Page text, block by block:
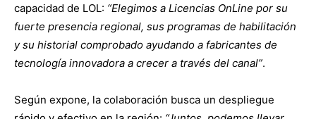
capacidad de LOL: “Elegimos a Licencias OnLine por su
fuerte presencia regional, sus programas de habilitación
y su historial comprobado ayudando a fabricantes de
tecnología innovadora a crecer a través del canal”.
Según expone, la colaboración busca un despliegue